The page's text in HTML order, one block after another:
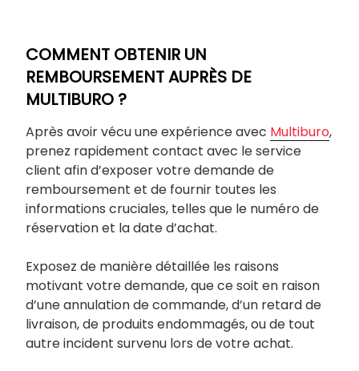
COMMENT OBTENIR UN
REMBOURSEMENT AUPRÈS DE
MULTIBURO ?
Après avoir vécu une expérience avec Multiburo,
prenez rapidement contact avec le service
client afin d’exposer votre demande de
remboursement et de fournir toutes les
informations cruciales, telles que le numéro de
réservation et la date d’achat.
Exposez de manière détaillée les raisons
motivant votre demande, que ce soit en raison
d’une annulation de commande, d’un retard de
livraison, de produits endommagés, ou de tout
autre incident survenu lors de votre achat.